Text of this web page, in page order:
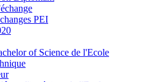
PEI
of Science de l'Ecole